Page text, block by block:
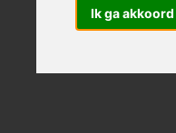
Ik ga akkoord